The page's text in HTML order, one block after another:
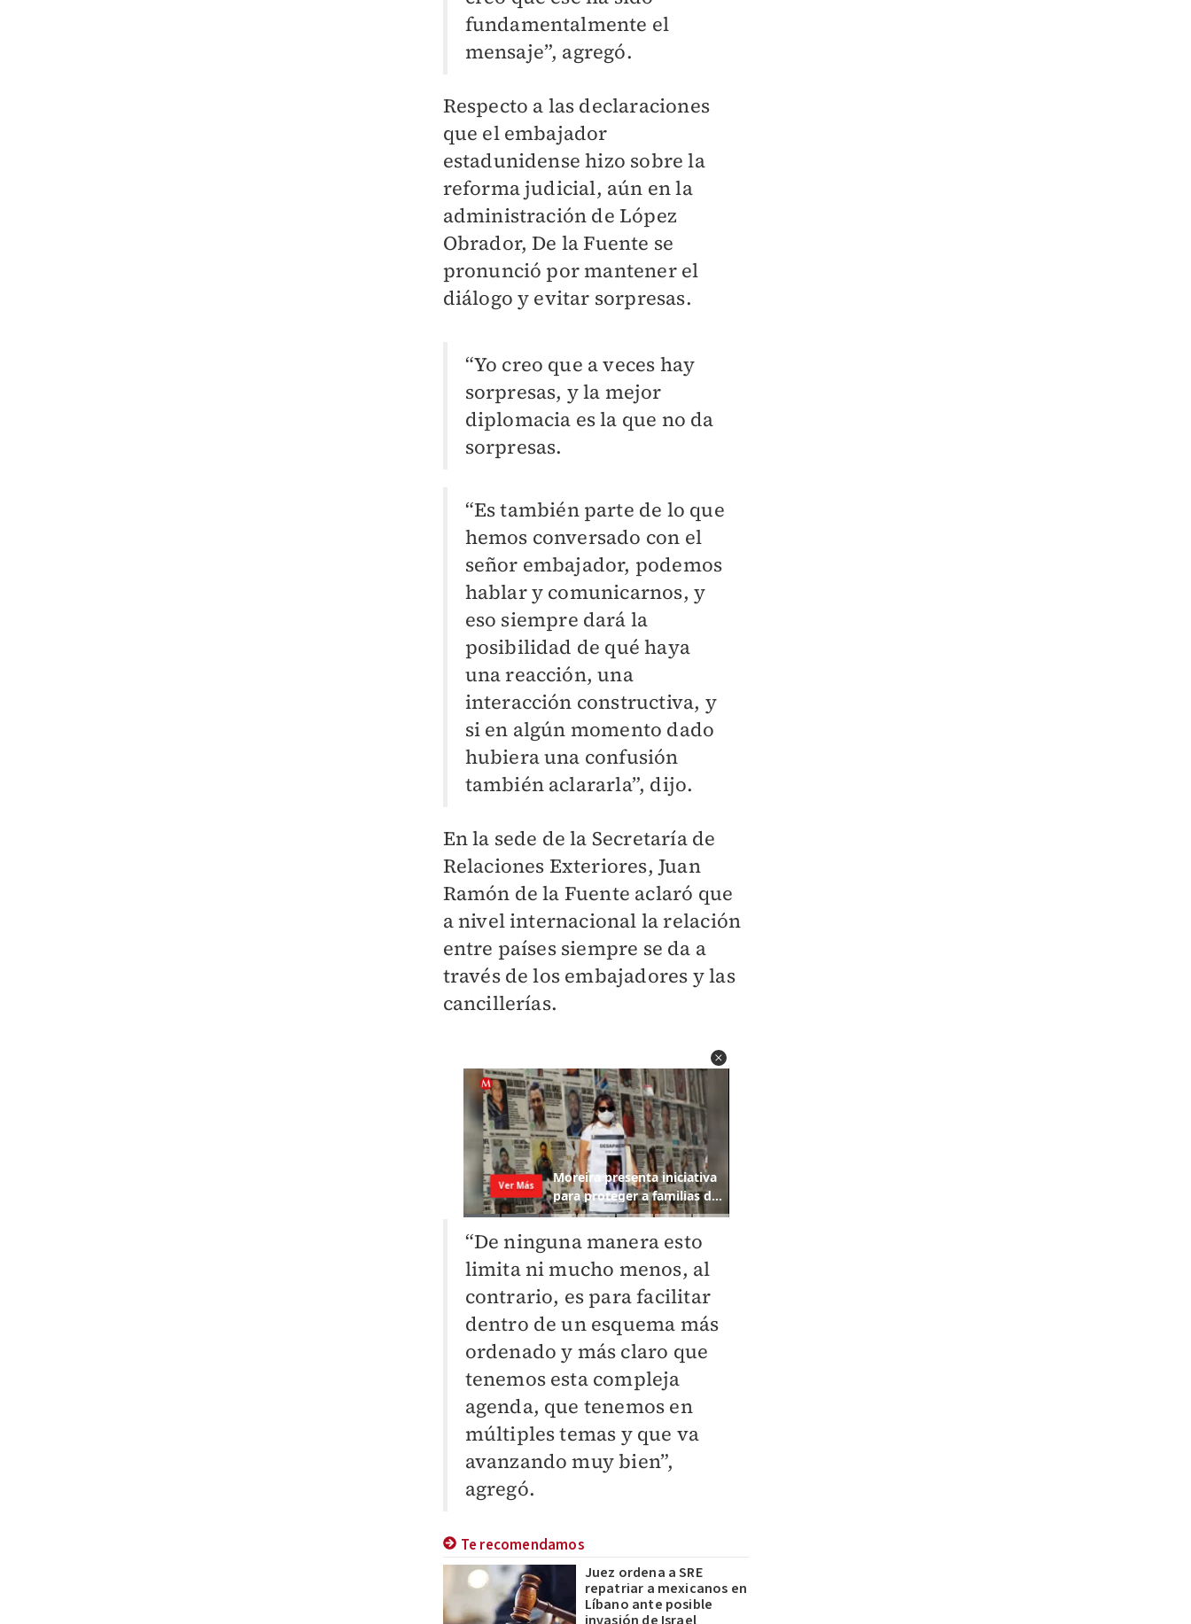
fundamentalmente el
mensaje”, agregó.
Respecto a las declaraciones
que el embajador
estadunidense hizo sobre la
reforma judicial, aún en la
administración de López
Obrador, De la Fuente se
pronunció por mantener el
diálogo y evitar sorpresas.
“Yo creo que a veces hay
sorpresas, y la mejor
diplomacia es la que no da
sorpresas.
“Es también parte de lo que
hemos conversado con el
señor embajador, podemos
hablar y comunicarnos, y
eso siempre dará la
posibilidad de qué haya
una reacción, una
interacción constructiva, y
si en algún momento dado
hubiera una confusión
también aclararla”, dijo.
En la sede de la Secretaría de
Relaciones Exteriores, Juan
Ramón de la Fuente aclaró que
a nivel internacional la relación
entre países siempre se da a
través de los embajadores y las
cancillerías.
“De ninguna manera esto
limita ni mucho menos, al
contrario, es para facilitar
dentro de un esquema más
ordenado y más claro que
tenemos esta compleja
agenda, que tenemos en
múltiples temas y que va
avanzando muy bien”,
agregó.
Te recomendamos
Juez ordena a SRE
repatriar a mexicanos en
Líbano ante posible